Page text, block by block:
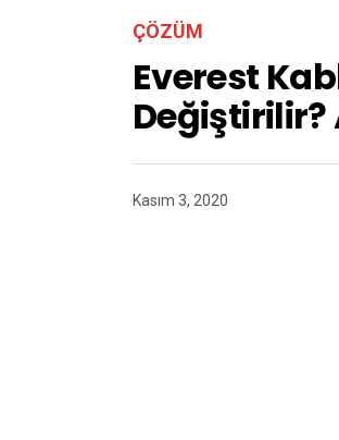
ÇÖZÜM
Everest
Değiştirilir?
Kasım 3, 2020